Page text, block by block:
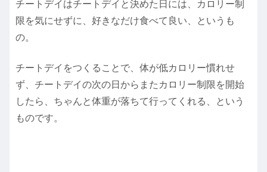
チートデイはチートデイと決めた日には、カロリー制
限を気にせずに、好きなだけ食べて良い、というも
の。
チートデイをつくることで、体が低カロリー慣れせ
ず、チートデイの次の日からまたカロリー制限を開始
したら、ちゃんと体重が落ちて行ってくれる、という
ものです。